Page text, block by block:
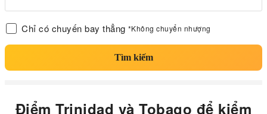
Chỉ có chuyến bay thẳng *Không chuyển nhượng
Tìm kiếm
Điểm Trinidad và Tobago để kiểm